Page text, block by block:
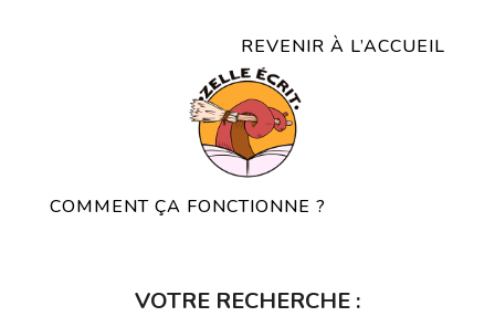
REVENIR À L’ACCUEIL
COMMENT ÇA FONCTIONNE ?
VOTRE RECHERCHE :